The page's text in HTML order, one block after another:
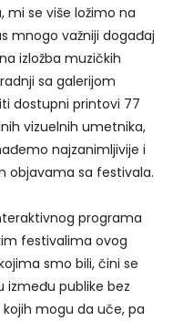
mi se više ložimo na
mnogo važniji događaj
izložba muzičkih
sa galerijom
dostupni printovi 77
vizuelnih umetnika,
najzanimljivije i
objavama sa festivala.
programa
festivalima ovog
smo bili, čini se
između publike bez
mogu da uče, pa